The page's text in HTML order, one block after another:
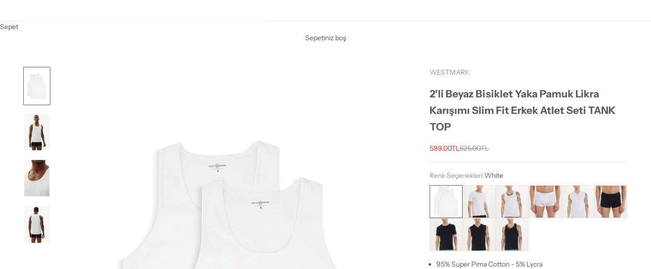
Sepet
Sepetiniz boş
WESTMARK
2'li Beyaz Bisiklet Yaka Pamuk Likra
Karışımı Slim Fit Erkek Atlet Seti TANK
TOP
İndirimli fiyat
599.00TLNormal fiyat
625.00TL
Renk Seçenekleri:White
White White White White Black
Black Black Black
95% Super Pima Cotton - 5% Lycra